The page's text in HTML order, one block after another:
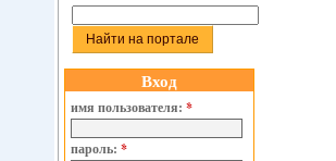
Вход
имя пользователя: *
пароль: *